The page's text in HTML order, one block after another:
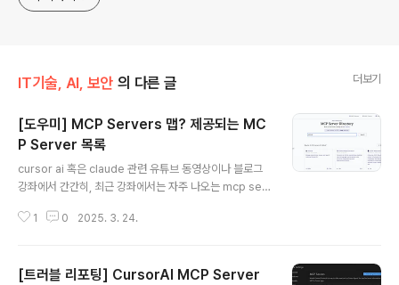
IT기술, AI, 보안 의 다른 글 더보기
[도우미] MCP Servers 맵? 제공되는 MC
P Server 목록
cursor ai 혹은 claude 관련 유튜브 동영상이나 블로그
강좌에서 간간히, 최근 강좌에서는 자주 나오는 mcp ser
지도 잘 모르시는 분을 위해서 준비했습니다.MCP Serve
seMCPA daily-updated directory of all Model C
1 0 2025. 3. 24.
[트러블 리포팅] CursorAI MCP Server